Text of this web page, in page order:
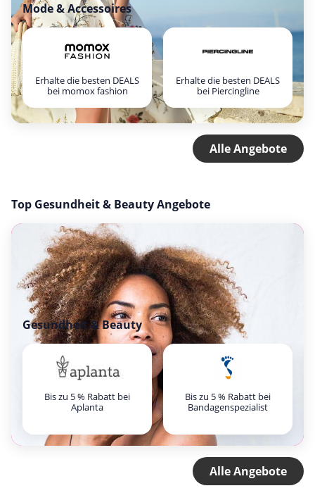
Mode & Accessoires
Erhalte die besten DEALS
bei momox fashion
Erhalte die besten DEALS
bei Piercingline
Alle Angebote
Top Gesundheit & Beauty Angebote
Gesundheit & Beauty
Bis zu 5 % Rabatt bei
Aplanta
Bis zu 5 % Rabatt bei
Bandagenspezialist
Alle Angebote